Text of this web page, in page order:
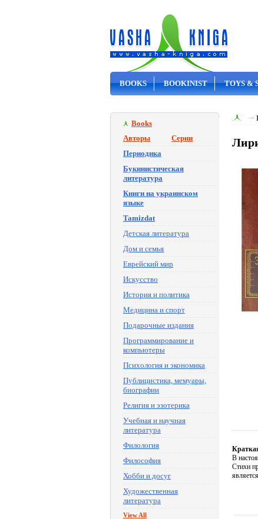
BOOKS BOOKINIST TOYS &
Books
Авторы
Серии
Периодика
Букинистическая
литература
Книги на украинском
языке
Tamizdat
Детская литература
Дом и семья
Еврейский мир
Искусство
История и политика
Медицина и спорт
Подарочные издания
Программирование и
компьютеры
Психология и экономика
Публицистика, мемуары,
биографии
Религия и эзотерика
Учебная и научная
литература
Филология
Философия
Хобби и досуг
Художественная
литература
View All
В
Стихи